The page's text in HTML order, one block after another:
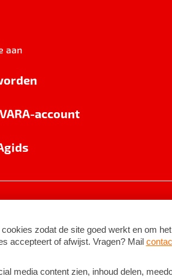
aan
account
©2026BNNVARA